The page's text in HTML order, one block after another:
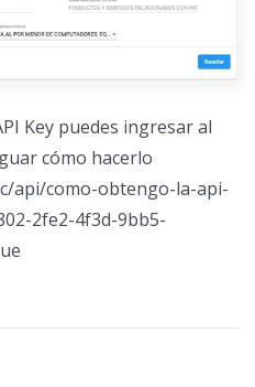
Key puedes ingresar al
cómo hacerlo
api/como-obtengo-la-api-
2fe2-4f3d-9bb5-